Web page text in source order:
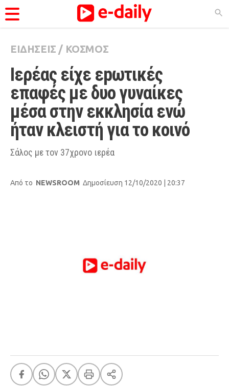
ΚΑΤΗΓΟΡΊΕΣ
Ειδήσεις
Θέματα
Videos
Podcasts
Viral
City Guide
A-List LGBTQI+
Xmas
ΕΙΔΗΣΕΙΣ / ΚΟΣΜΟΣ
Ιερέας είχε εpωτικές
επαφές με δυο γυναίκες
μέσα στην εκκλησία ενώ
ήταν κλειστή για το κοινό
Σάλος με τον 37χρονο ιερέα
Από το NEWSROOM Δημοσίευση 12/10/2020 | 20:37